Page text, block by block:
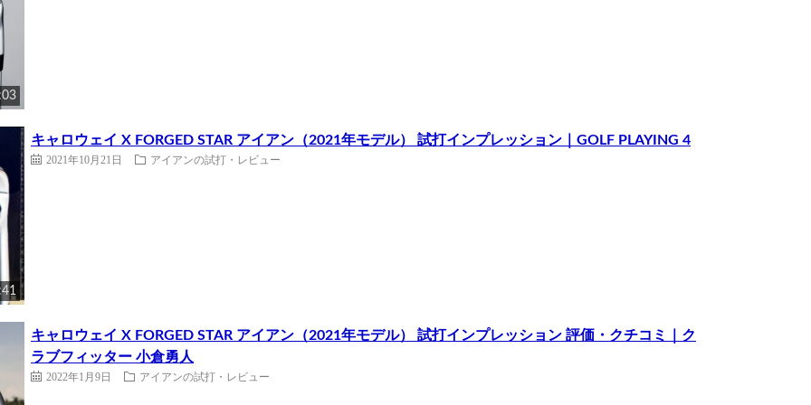
キャロウェイ X FORGED STAR アイアン（2021年モデル） 試打インプレッション｜GOLF PLAYING 4
2021年10月21日 アイアンの試打・レビュー
キャロウェイ X FORGED STAR アイアン（2021年モデル） 試打インプレッション 評価・クチコミ｜ク
ラブフィッター 小倉勇人
2022年1月9日 アイアンの試打・レビュー